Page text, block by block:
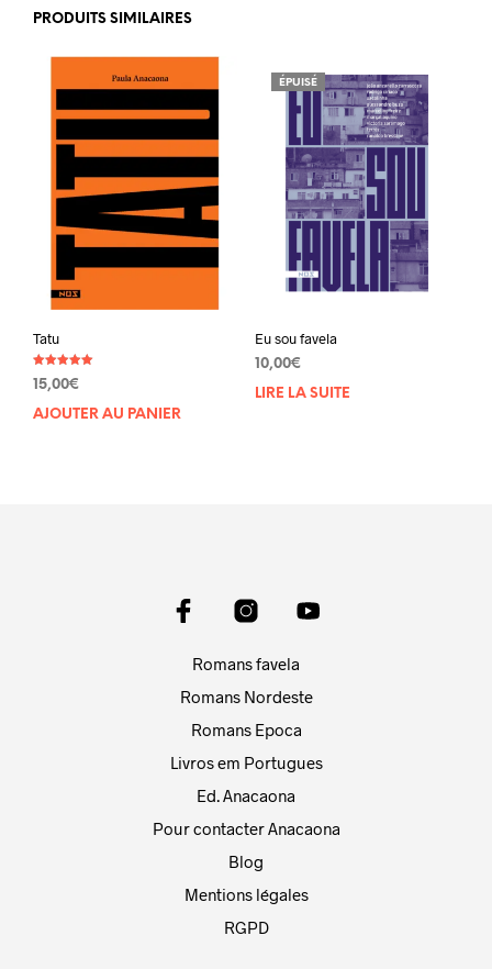
PRODUITS SIMILAIRES
Tatu
Note
5.00
15,00€
AJOUTER AU PANIER
ÉPUISÉ
Eu sou favela
10,00€
LIRE LA SUITE
Romans favela
Romans Nordeste
Romans Epoca
Livros em Portugues
Ed. Anacaona
Pour contacter Anacaona
Blog
Mentions légales
RGPD